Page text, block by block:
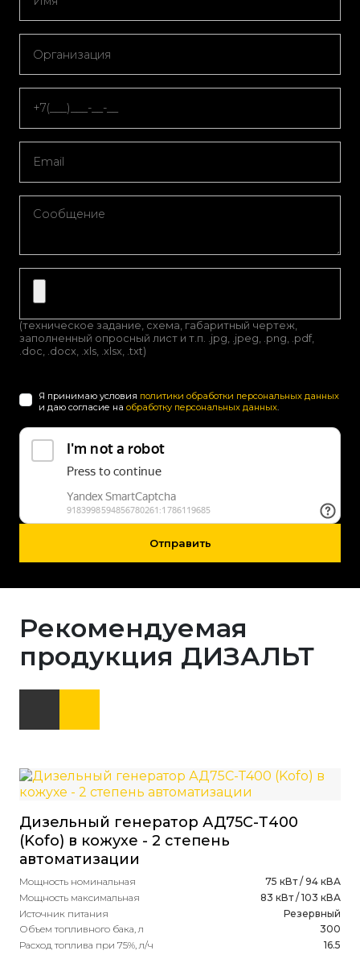
(техническое задание, схема, габаритный чертеж,
заполненный опросный лист и т.п. .jpg, .jpeg, .png, .pdf,
.doc, .docx, .xls, .xlsx, .txt)
Я принимаю условия политики обработки персональных данных
и даю согласие на обработку персональных данных.
Отправить
Рекомендуемая
продукция ДИЗАЛЬТ
Дизельный генератор АД75С-Т400
(Kofo) в кожухе - 2 степень
автоматизации
Мощность номинальная
75 кВт / 94 кВА
Мощность максимальная
83 кВт / 103 кВА
Источник питания
Резервный
Объем топливного бака, л
300
Расход топлива при 75%, л/ч
16.5